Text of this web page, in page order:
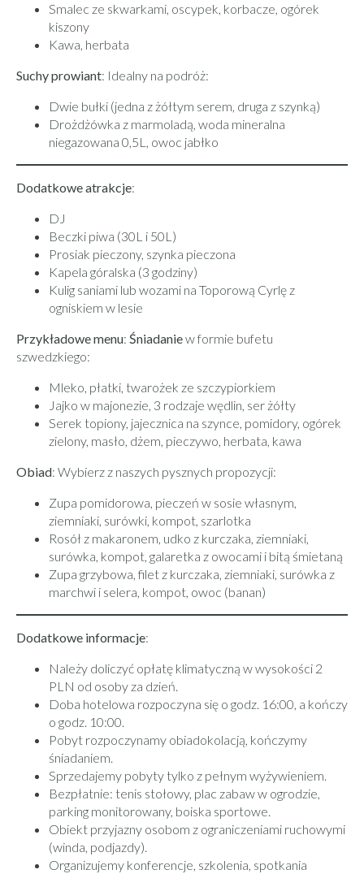
Smalec ze skwarkami, oscypek, korbacze, ogórek
kiszony
Kawa, herbata
Suchy prowiant: Idealny na podróż:
Dwie bułki (jedna z żółtym serem, druga z szynką)
Drożdżówka z marmoladą, woda mineralna
niegazowana 0,5L, owoc jabłko
Dodatkowe atrakcje:
DJ
Beczki piwa (30L i 50L)
Prosiak pieczony, szynka pieczona
Kapela góralska (3 godziny)
Kulig saniami lub wozami na Toporową Cyrlę z
ogniskiem w lesie
Przykładowe menu: Śniadaniew formie bufetu
szwedzkiego:
Mleko, płatki, twarożek ze szczypiorkiem
Jajko w majonezie, 3 rodzaje wędlin, ser żółty
Serek topiony, jajecznica na szynce, pomidory, ogórek
zielony, masło, dżem, pieczywo, herbata, kawa
Obiad: Wybierz z naszych pysznych propozycji:
Zupa pomidorowa, pieczeń w sosie własnym,
ziemniaki, surówki, kompot, szarlotka
Rosół z makaronem, udko z kurczaka, ziemniaki,
surówka, kompot, galaretka z owocami i bitą śmietaną
Zupa grzybowa, filet z kurczaka, ziemniaki, surówka z
marchwi i selera, kompot, owoc (banan)
Dodatkowe informacje:
Należy doliczyć opłatę klimatyczną w wysokości 2
PLN od osoby za dzień.
Doba hotelowa rozpoczyna się o godz. 16:00, a kończy
o godz. 10:00.
Pobyt rozpoczynamy obiadokolacją, kończymy
śniadaniem.
Sprzedajemy pobyty tylko z pełnym wyżywieniem.
Bezpłatnie: tenis stołowy, plac zabaw w ogrodzie,
parking monitorowany, boiska sportowe.
Obiekt przyjazny osobom z ograniczeniami ruchowymi
(winda, podjazdy).
Organizujemy konferencje, szkolenia, spotkania